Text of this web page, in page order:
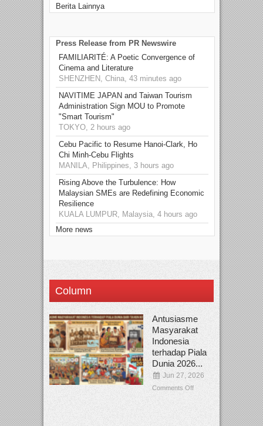
Berita Lainnya
Press Release from PR Newswire
FAMILIARITÉ: A Poetic Convergence of
Cinema and Literature
SHENZHEN, China, 43 minutes ago
NAVITIME JAPAN and Taiwan Tourism
Administration Sign MOU to Promote
"Smart Tourism"
TOKYO, 2 hours ago
Cebu Pacific to Resume Hanoi-Clark, Ho
Chi Minh-Cebu Flights
MANILA, Philippines, 3 hours ago
Rising Above the Turbulence: How
Malaysian SMEs are Redefining Economic
Resilience
KUALA LUMPUR, Malaysia, 4 hours ago
More news
Column
Antusiasme
Masyarakat
Indonesia
terhadap Piala
Dunia 2026...
Jun 27, 2026
Comments Off